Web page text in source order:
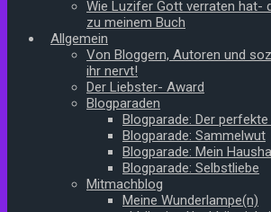
Wie Luzifer Gott verraten hat-
zu meinem Buch
Allgemein
Von Bloggern, Autoren und
ihr nervt!
Der Liebster- Award
Blogparaden
Blogparade: Der
Blogparade: Sammelwut
Blogparade: Mein
Blogparade: Selbstliebe
Mitmachblog
Meine Wunderlampe(n)